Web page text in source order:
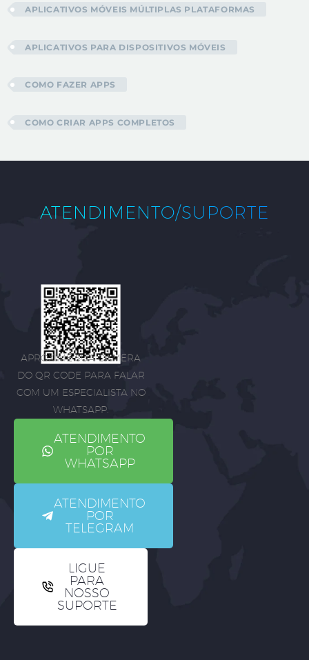
APLICATIVOS MÓVEIS MÚLTIPLAS PLATAFORMAS
APLICATIVOS PARA DISPOSITIVOS MÓVEIS
COMO FAZER APPS
COMO CRIAR APPS COMPLETOS
ATENDIMENTO/SUPORTE
APROXIME SUA CÂMERA
DO QR CODE PARA FALAR
COM UM ESPECIALISTA NO
WHATSAPP.
ATENDIMENTO
POR
WHATSAPP
ATENDIMENTO
POR
TELEGRAM
LIGUE
PARA
NOSSO
SUPORTE